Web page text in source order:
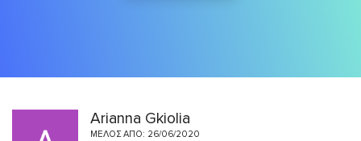
Arianna Gkiolia
ΜΈΛΟΣ ΑΠΌ: 26/06/2020